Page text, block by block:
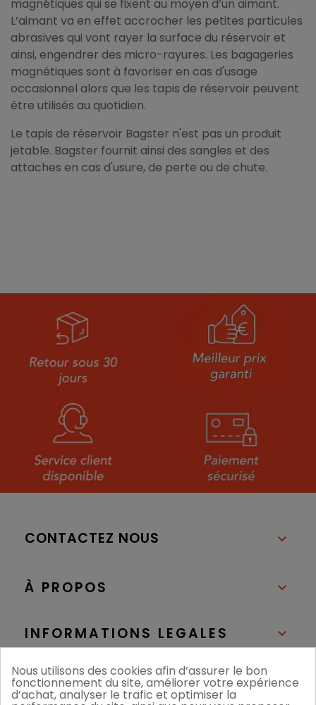
magnétiques qui se fixent au moyen d’un aimant.
L’aimant va en effet accrocher les petites particules
abrasives qui vont rayer la surface du réservoir et
ainsi, engendrer des micro-rayures. Les bagageries
magnétiques sont à favoriser en cas d'usage
occasionnel alors que les tapis de réservoir peuvent
être utilisés au quotidien.
Le tapis de réservoir Bagster n'est pas un produit
jetable. Bagster fournit ainsi des sangles et des
attaches en cas d'usure, de perte ou de chute.
CONTACTEZ NOUS 
À PROPOS 
INFORMATIONS LEGALES 
NOS BOUTIQUES 
Nous utilisons des cookies afin d’assurer le bon
fonctionnement du site, améliorer votre expérience
d’achat, analyser le trafic et optimiser la